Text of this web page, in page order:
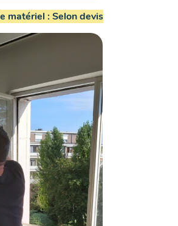
matériel : Selon devis